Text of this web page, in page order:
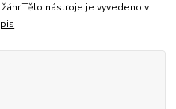
nástroje je vyvedeno v